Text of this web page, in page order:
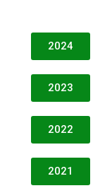
2024
2023
2022
2021